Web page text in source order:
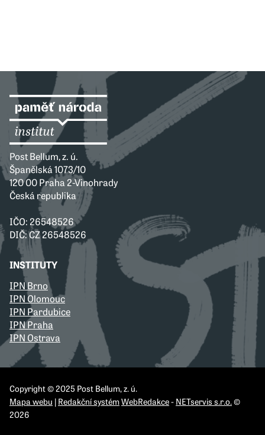
Post Bellum, z. ú.
Španělská 1073/10
120 00 Praha 2-Vinohrady
Česká republika
IČO: 26548526
DIČ: CZ 26548526
INSTITUTY
IPN Brno
IPN Olomouc
IPN Pardubice
IPN Praha
IPN Ostrava
Copyright © 2025 Post Bellum, z. ú.
Mapa webu | Redakční systémWebRedakce- NETservis s.r.o.©
2026